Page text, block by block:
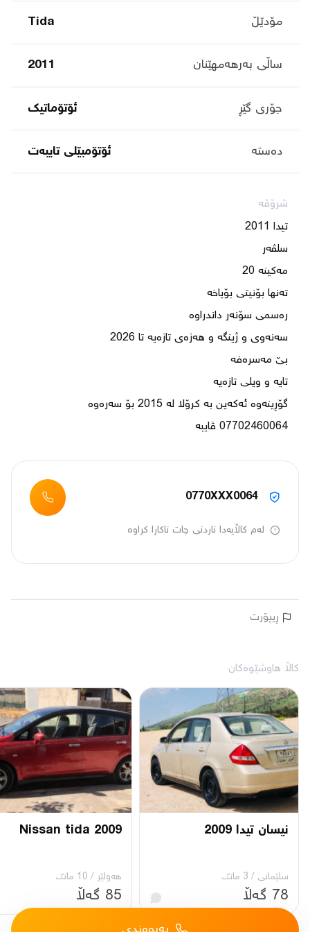
مۆدێڵ Tida
ساڵی بەرهەمهێنان 2011
جۆری گێڕ ئۆتۆماتیک
دەستە ئۆتۆمبێلی تایبه‌ت
شرۆڤە
07702460064 ڤایبە
0770XXX0064
لەم کاڵایەدا ناردنی چات ناکارا کراوە
ڕیپۆرت
کاڵا هاوشێوەکان
نیسان تیدا 2009
سلێمانی / 3 مانگ
78 گەڵا
Nissan tida 2009
هەولێر / 10 مانگ
85 گەڵا